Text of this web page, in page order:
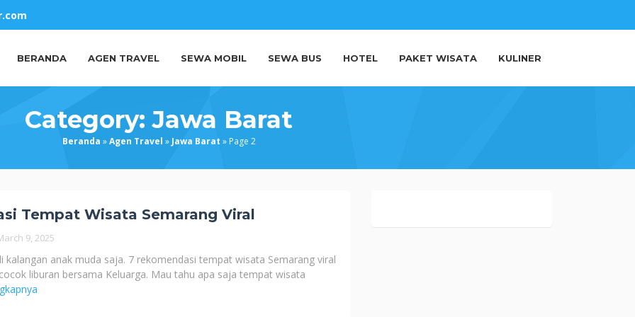
BERANDA AGEN TRAVEL SEWA MOBIL SEWA BUS HOTEL PAKET WISATA KULINER
Category:Jawa Barat
Beranda »Agen Travel » Jawa Barat » Page 2
Tempat Wisata Semarang Viral
9, 2025
kalangan anak muda saja. 7 rekomendasi tempat wisata Semarang viral
liburan bersama Keluarga. Mau tahu apa saja tempat wisata